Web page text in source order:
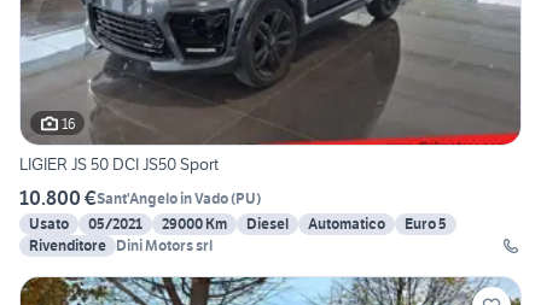
16
LIGIER JS 50 DCI JS50 Sport
10.800 €Sant'Angelo in Vado(PU)
Usato
05/2021 29000 Km Diesel Automatico
Euro 5
Rivenditore Dini Motors srl